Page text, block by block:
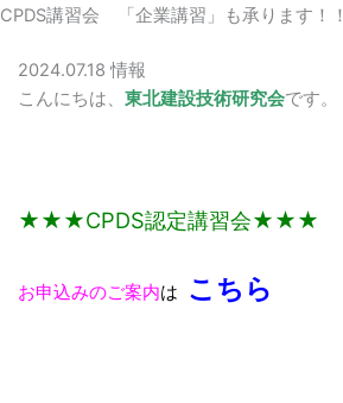
CPDS講習会 「企業講習」も承ります！！
2024.07.18 情報
こんにちは、 東北建設技術研究会です。
★★★CPDS認定講習会★★★
お申込みのご案内は こちら